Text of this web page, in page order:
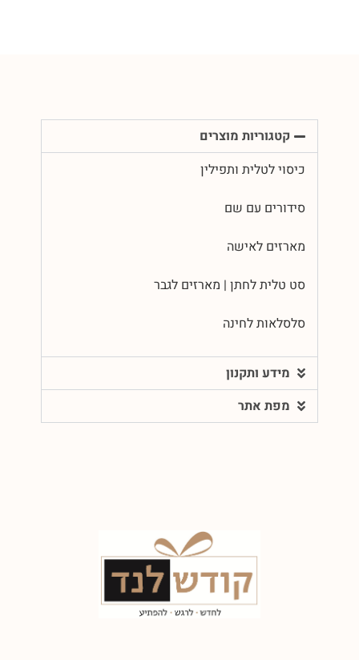
קטגוריות מוצרים
כיסוי לטלית ותפילין
סידורים עם שם
מארזים לאישה
סט טלית לחתן | מארזים לגבר
סלסלאות לחינה
מידע ותקנון
מפת אתר